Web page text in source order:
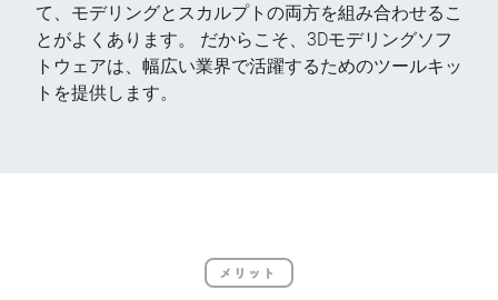
て、モデリングとスカルプトの両方を組み合わせるこ
とがよくあります。 だからこそ、3Dモデリングソフ
トウェアは、幅広い業界で活躍するためのツールキッ
トを提供します。
メリット